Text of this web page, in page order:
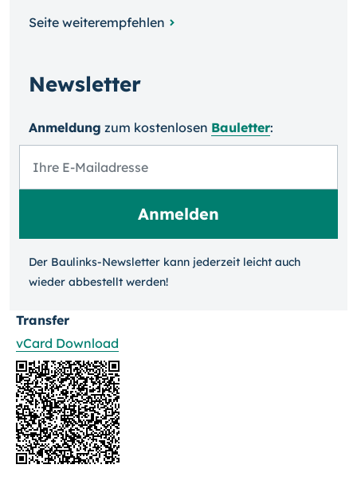
Seite weiterempfehlen
Newsletter
Anmeldung zum kosten­losen Bauletter:
Der Baulinks-Newsletter kann jeder­zeit leicht auch
wieder ab­bestellt werden!
Transfer
vCard Download